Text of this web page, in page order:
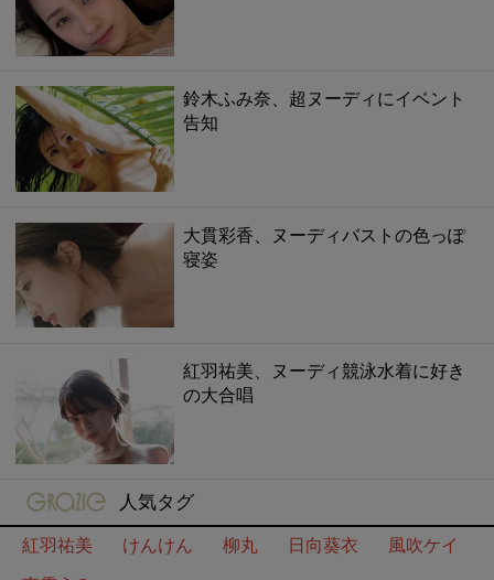
鈴木ふみ奈、超ヌーディにイベント
告知
大貫彩香、ヌーディバストの色っぽ
寝姿
紅羽祐美、ヌーディ競泳水着に好き
の大合唱
gravure-grazie
人気タグ
紅羽祐美
けんけん 柳丸 日向葵衣
風吹ケイ